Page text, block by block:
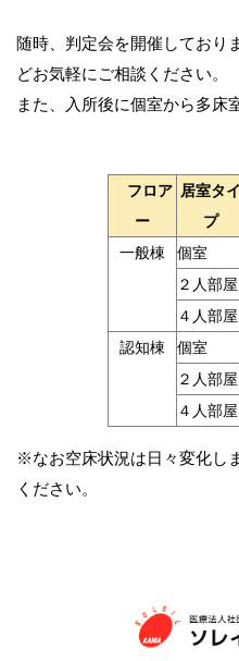
随時、判定会を開催しており
どお気軽にご相談ください。
また、入所後に個室から多床
フロア
ー
居室タイ
プ
一般棟 個室
２人部屋
４人部屋
認知棟 個室
２人部屋
４人部屋
※なお空床状況は日々変化し
ください。